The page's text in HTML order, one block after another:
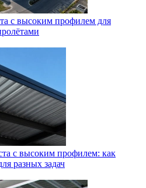
с высоким профилем для
с высоким профилем: как
разных задач